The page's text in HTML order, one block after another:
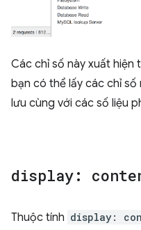
Các chỉ số này xuất hiện
bạn có thể lấy các chỉ số
lưu cùng với các số liệu
display:
Thuộc tính display: